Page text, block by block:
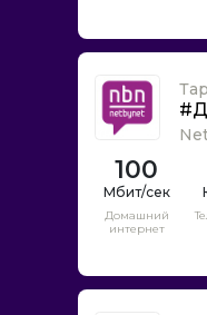
100
Домашний
интернет